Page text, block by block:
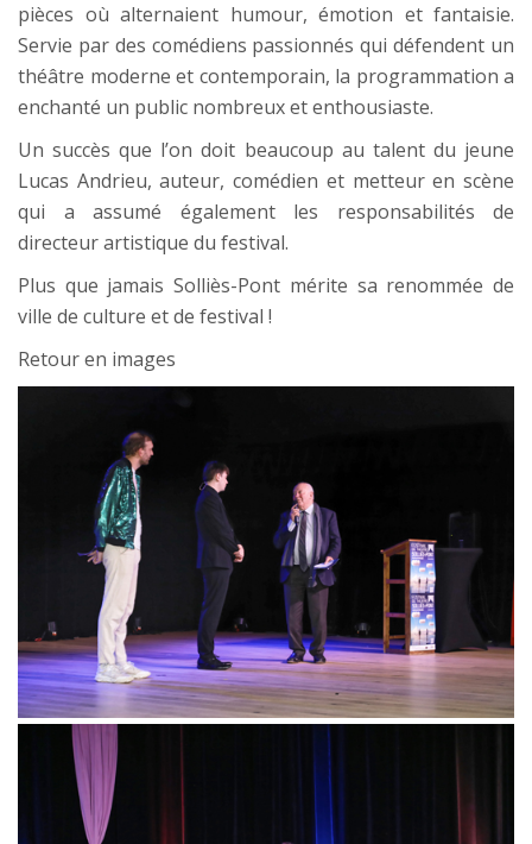
pièces où alternaient humour, émotion et fantaisie.
Servie par des comédiens passionnés qui défendent un
théâtre moderne et contemporain, la programmation a
enchanté un public nombreux et enthousiaste.
Un succès que l’on doit beaucoup au talent du jeune
Lucas Andrieu, auteur, comédien et metteur en scène
qui a assumé également les responsabilités de
directeur artistique du festival.
Plus que jamais Solliès-Pont mérite sa renommée de
ville de culture et de festival !
Retour en images